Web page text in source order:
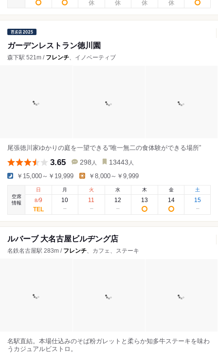
ガーデンレストラン徳川園
森下駅 521m / フレンチ 、イノベーティブ
尾張徳川家ゆかりの庭を一望できる“唯一無二の食体験ができる場所”
3.65 298 人 13443 人
￥15,000～￥19,999 ￥8,000～￥9,999
空席
情報
日
8/9
月
10
火
11
水
12
木
13
金
14
土
15
ルバーブ 大名古屋ビルヂング店
名鉄名古屋駅 283m / フレンチ 、カフェ、ステーキ
名駅直結。本場仕込みのそば粉ガレットと柔らか知多牛ステーキを味わ
うカジュアルビストロ。